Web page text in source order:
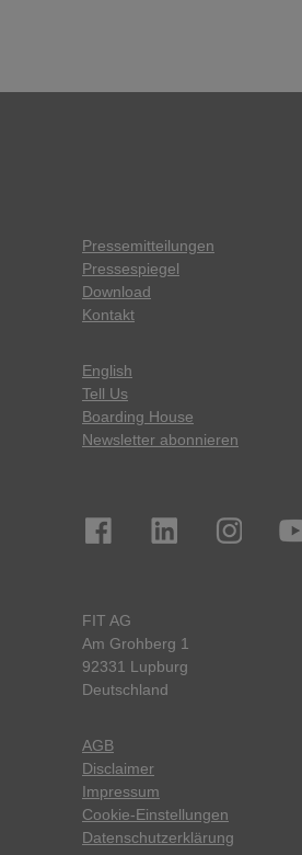
Pressemitteilungen
Pressespiegel
Download
Kontakt
English
Tell Us
Boarding House
Newsletter abonnieren
FIT AG
Am Grohberg 1
92331 Lupburg
Deutschland
AGB
Disclaimer
Impressum
Cookie-Einstellungen
Datenschutzerklärung